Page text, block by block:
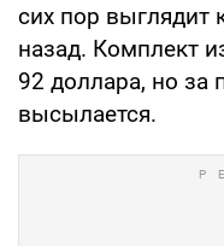
сих пор выглядит
назад. Комплект
92 доллара, но за
высылается.